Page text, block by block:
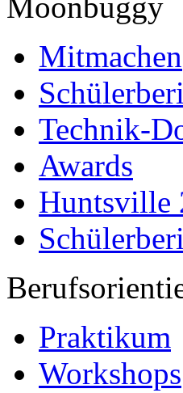
Moonbuggy
Mitmachen
Technik-
Awards
Huntsville
Praktikum
Workshops